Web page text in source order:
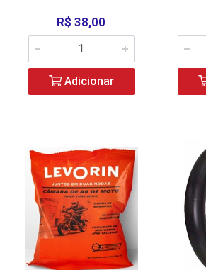
R$ 38,00
Adicionar